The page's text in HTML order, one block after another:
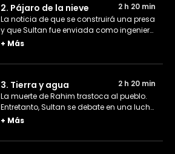
2. Pájaro de la nieve
2 h 20 min
La noticia de que se construirá una presa
y que Sultan fue enviada como ingeniera
para esa misión, deja a todo el pueblo
de casarse y ve la verdadera cara de su
+ Más
3. Tierra y agua
2 h 20 min
La muerte de Rahim trastoca al pueblo.
Entretanto, Sultan se debate en una lucha
interna en cuanto a qué decisión tomar
+ Más